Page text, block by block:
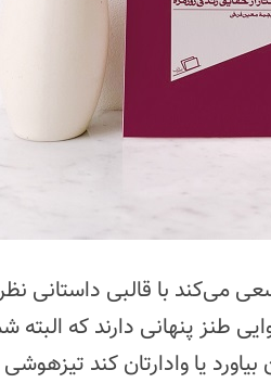
می‌کند با قالبی داستانی
طنز پنهانی دارند که البته
یا وادارتان کند